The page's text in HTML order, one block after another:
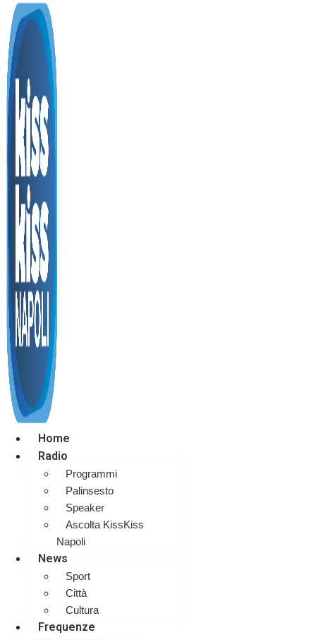
Home
Radio
Programmi
Palinsesto
Speaker
Ascolta KissKiss
Napoli
News
Sport
Città
Cultura
Frequenze